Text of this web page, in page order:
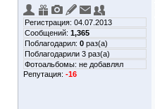
Регистрация: 04.07.2013
Сообщений: 1,365
Поблагодарил: 0 раз(а)
Поблагодарили 3 раз(а)
Фотоальбомы: не добавлял
Репутация: -16